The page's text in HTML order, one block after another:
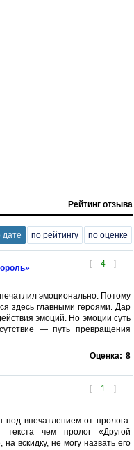
Рейтинг отзыва
дате по рейтингу по оценке
[ 4 ]
эмоционально. Потому
здесь главными героями. Дар
эмоций. Но эмоции суть
— путь превращения
Оценка: 8
[ 1 ]
впечатлением от пролога.
текста чем пролог «Другой
вскидку, не могу назвать его